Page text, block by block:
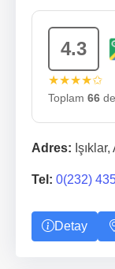
4.3
★★★★✩
Toplam 66
Adres:
Tel: 0(232)
Detay